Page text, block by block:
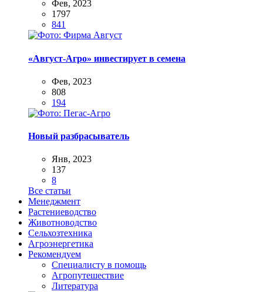
Фев, 2023
1797
841
«Август-Агро» инвестирует в семена
Фев, 2023
808
194
Новый разбрасыватель
Янв, 2023
137
8
Все статьи
Менеджмент
Растениеводство
Животноводство
Сельхозтехника
Агроэнергетика
Рекомендуем
Специалисту в помощь
Агропутешествие
Литература